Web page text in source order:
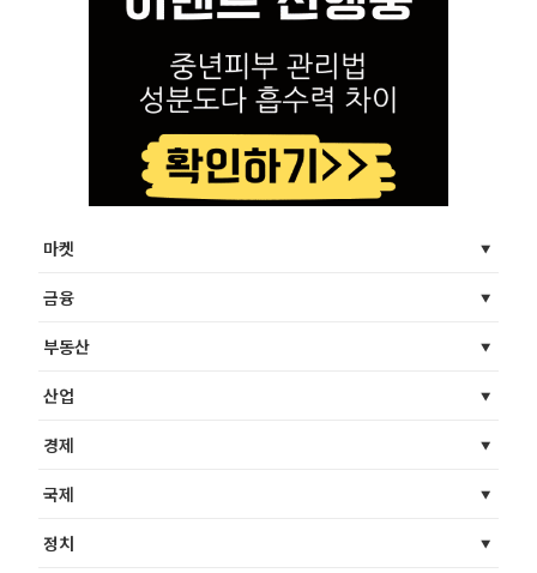
마켓
금융
부동산
산업
경제
국제
정치